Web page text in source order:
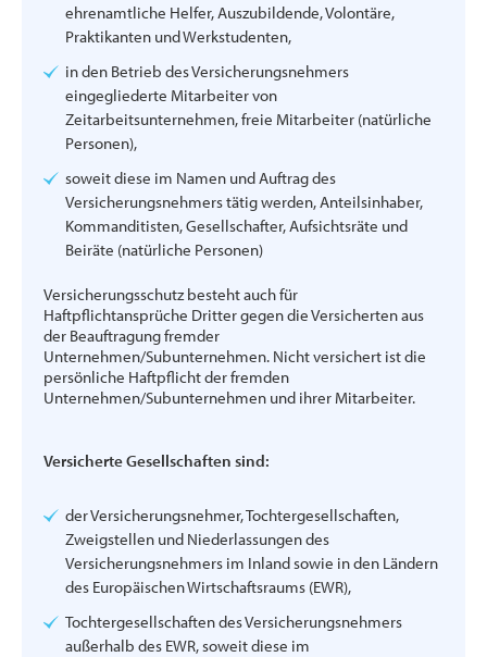
ehrenamtliche Helfer, Auszubildende, Volontäre,
Praktikanten und Werkstudenten,
in den Betrieb des Versicherungsnehmers
eingegliederte Mitarbeiter von
Zeitarbeitsunternehmen, freie Mitarbeiter (natürliche
Personen),
soweit diese im Namen und Auftrag des
Versicherungsnehmers tätig werden, Anteilsinhaber,
Kommanditisten, Gesellschafter, Aufsichtsräte und
Beiräte (natürliche Personen)
Versicherungsschutz besteht auch für
Haftpflichtansprüche Dritter gegen die Versicherten aus
der Beauftragung fremder
Unternehmen/Subunternehmen. Nicht versichert ist die
persönliche Haftpflicht der fremden
Unternehmen/Subunternehmen und ihrer Mitarbeiter.
Versicherte Gesellschaften sind:
der Versicherungsnehmer, Tochtergesellschaften,
Zweigstellen und Niederlassungen des
Versicherungsnehmers im Inland sowie in den Ländern
des Europäischen Wirtschaftsraums (EWR),
Tochtergesellschaften des Versicherungsnehmers
außerhalb des EWR, soweit diese im